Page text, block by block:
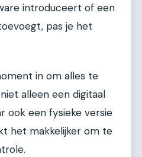
introduceert of een
pas je het
in om alles te
alleen een digitaal
ook een fysieke versie
het makkelijker om te